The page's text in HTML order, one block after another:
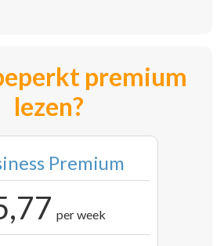
premium
lezen?
Premium
per week